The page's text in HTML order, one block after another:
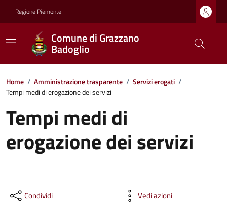
Regione Piemonte
Comune di Grazzano
Badoglio
Home / Amministrazione trasparente / Servizi erogati /
Tempi medi di erogazione dei servizi
Tempi medi di
erogazione dei servizi
Condividi Vedi azioni